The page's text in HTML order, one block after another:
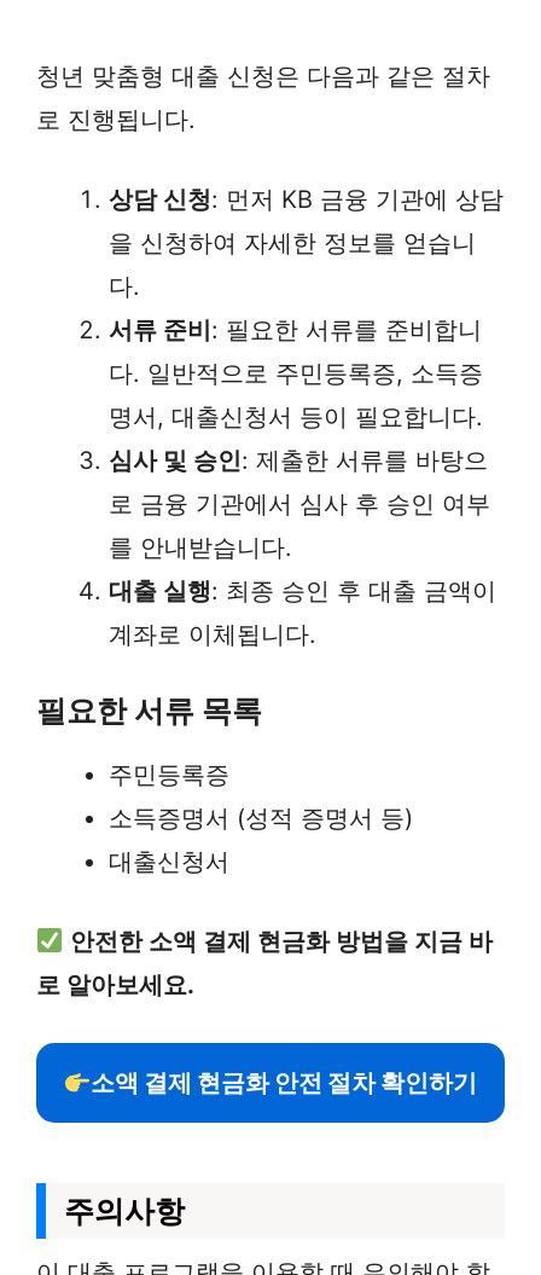
청년 맞춤형 대출 신청은 다음과 같은 절차
로 진행됩니다.
상담 신청: 먼저 KB 금융 기관에 상담
을 신청하여 자세한 정보를 얻습니
다.
서류 준비: 필요한 서류를 준비합니
다. 일반적으로 주민등록증, 소득증
명서, 대출신청서 등이 필요합니다.
심사 및 승인: 제출한 서류를 바탕으
로 금융 기관에서 심사 후 승인 여부
를 안내받습니다.
대출 실행: 최종 승인 후 대출 금액이
계좌로 이체됩니다.
필요한 서류 목록
주민등록증
소득증명서 (성적 증명서 등)
대출신청서
안전한 소액 결제 현금화 방법을 지금 바
로 알아보세요.
소액 결제 현금화 안전 절차 확인하기
주의사항